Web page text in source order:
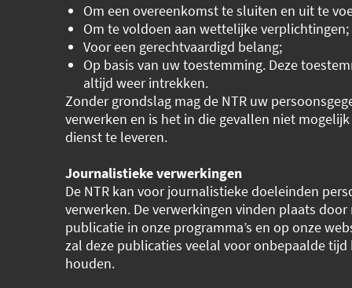
Om een overeenkomst te sluiten en uit te
Om te voldoen aan wettelijke verplichtingen;
Voor een gerechtvaardigd belang;
Op basis van uw toestemming. Deze
altijd weer intrekken.
Zonder grondslag mag de NTR uw
verwerken en is het in die gevallen niet
dienst te leveren.
Journalistieke verwerkingen
De NTR kan voor journalistieke doeleinden
verwerken. De verwerkingen vinden plaats
publicatie in onze programma’s en op onze
zal deze publicaties veelal voor onbepaalde tijd
houden.